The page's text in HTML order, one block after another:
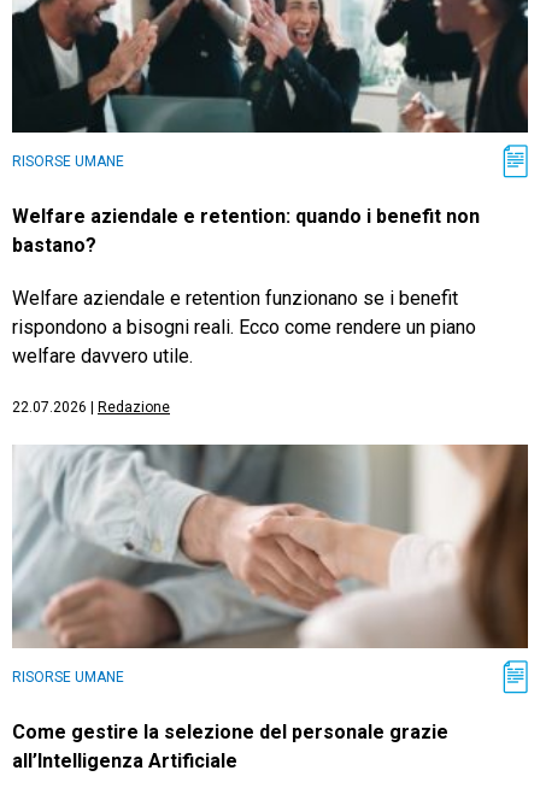
RISORSE UMANE
Welfare aziendale e retention: quando i benefit non
bastano?
Welfare aziendale e retention funzionano se i benefit
rispondono a bisogni reali. Ecco come rendere un piano
welfare davvero utile.
22.07.2026 Redazione
RISORSE UMANE
Come gestire la selezione del personale grazie
all’Intelligenza Artificiale